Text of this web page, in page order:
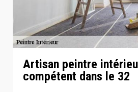
Artisan peintre
compétent dans le 32